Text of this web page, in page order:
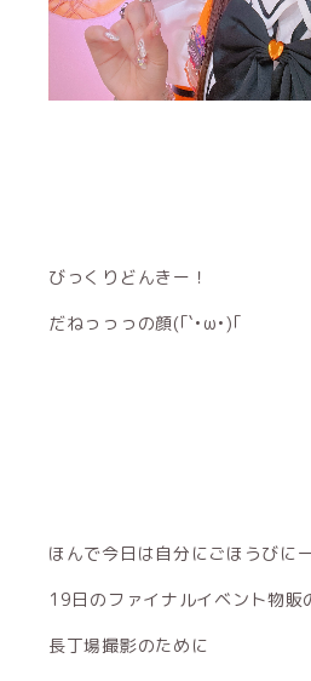
びっくりどんきー！
だねっっっの顔(｢`•ω•)｢
ほんで今日は自分にごほうびに
19日のファイナルイベント物販
長丁場撮影のために